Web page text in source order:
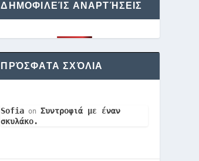
ΔΗΜΟΦΙΛΕΊΣ ΑΝΑΡΤΉΣΕΙΣ
ΠΡΌΣΦΑΤΑ ΣΧΌΛΙΑ
Sofia onΣυντροφιά με έναν
σκυλάκο.